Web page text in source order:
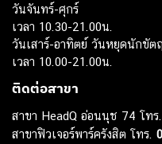
วันจันทร์-ศุกร์
เวลา 10.30-21.00น.
วันเสาร์-อาทิตย์ วันหยุดนักขัต
เวลา 10.00-21.00น.
ติดต่อสาขา
สาขา HeadQ อ่อนนุช 74 โทร.
สาขาฟิวเจอร์พาร์ครังสิต โทร.